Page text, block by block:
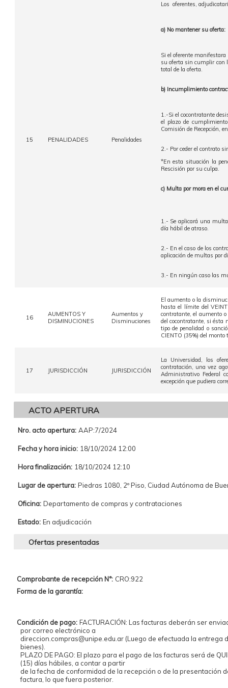
15 PENALIDADES Penalidades
Los oferentes,
a) No mantener su oferta:
Si el oferente
su oferta sin cumplir con
total de la oferta.
b) Incumplimiento
1.-Si el cocontratante
el plazo de
Comisión de Recepción,
2.- Por ceder el contrato
*En esta situación la
Rescisión por su culpa.
c) Multa por mora en el
1.- Se aplicará una
día hábil de atraso.
2.- En el caso de los
aplicación de multas por
3.- En ningún caso las
16
AUMENTOS Y
DISMINUCIONES
Aumentos y
Disminuciones
El aumento o la
hasta el límite del
contratante, el aumento
del cocontratante, si ésta
tipo de penalidad o
CIENTO (35%) del
17 JURISDICCIÓN JURISDICCIÓN
La Universidad, los
contratación, una vez
Administrativo Federal
excepción que pudiera
ACTO APERTURA
Nro. acto apertura: AAP:7/2024
Fecha y hora inicio: 18/10/2024 12:00
Hora finalización: 18/10/2024 12:10
Lugar de apertura: Piedras 1080, 2º Piso, Ciudad Autónoma de
Oficina: Departamento de compras y contrataciones
Estado: En adjudicación
Ofertas presentadas
Comprobante de recepción N°: CRO:922
Forma de la garantía:
Condición de pago: FACTURACIÓN: Las facturas deberán ser
por correo electrónico a
direccion.compras@unipe.edu.ar (Luego de efectuada la entrega
bienes).
PLAZO DE PAGO: El plazo para el pago de las facturas será de
(15) días hábiles, a contar a partir
de la fecha de conformidad de la recepción o de la presentación
factura, lo que fuera posterior.